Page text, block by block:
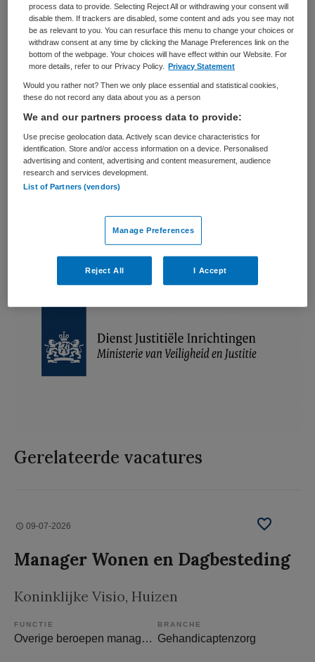
PLAATSINGSDATUM
2 juni 2026
NIVEAU
HBO
ERVARING DIENSTVERBAND
Vacature niet beschikbaar
Deze vacature Hoofd medische en farmaceutische dienst
bij Dienst Justitiële Inrichtingen is niet meer actueel.
Hieronder staan enkele vergelijkbare vacatures die voor
Gerelateerde vacatures
09-07-2026
Manager Wonen en Dagbesteding
Koninklijke Visio, Huizen
FUNCTIE
Overige beroepen management
BRANCHE
Gehandicaptenzorg
process data to provide. Selecting Reject All or withdrawing your consent will
disable them. If trackers are disabled, some content and ads you see may not
be as relevant to you. You can resurface this menu to change your choices or
withdraw consent at any time by clicking the Manage Preferences link on the
bottom of the webpage. Your choices will have effect within our Website. For
more details, refer to our Privacy Policy.
Privacy Statement
Would you rather not? Then we only place essential and statistical cookies,
these do not record any data about you as a person
We and our partners process data to provide:
Use precise geolocation data. Actively scan device characteristics for
identification. Store and/or access information on a device. Personalised
advertising and content, advertising and content measurement, audience
research and services development.
List of Partners (vendors)
Manage Preferences
Reject All I Accept